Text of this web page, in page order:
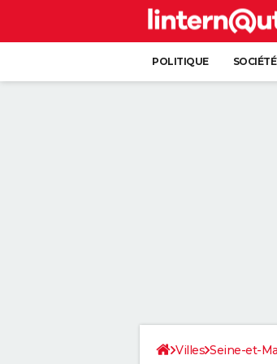
POLITIQUE SOCIÉTÉ
Villes Seine-et-